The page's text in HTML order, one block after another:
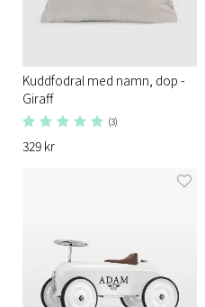
Kuddfodral med namn, dop -
Giraff
(3)
329 kr